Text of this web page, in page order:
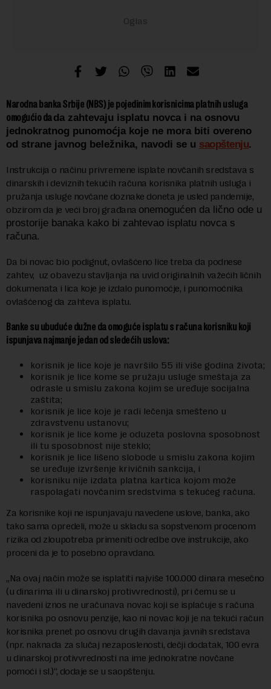
Narodna banka Srbije (NBS) je pojedinim korisnicima platnih usluga
omogućio dada zahtevaju isplatu novca i na osnovu
jednokratnog punomoćja koje ne mora biti overeno
od strane javnog beležnika, navodi se u saopštenju.
Instrukcija o načinu privremene isplate novčanih sredstava s
dinarskih i deviznih tekućih računa korisnika platnih usluga i
pružanja usluge novčane doznake doneta je usled pandemije,
obzirom da je veći broj građana onemogućen da lično ode u
prostorije banaka kako bi zahtevao isplatu novca s
računa.
Da bi novac bio podignut, ovlašćeno lice treba da podnese
zahtev, uz obavezu stavljanja na uvid originalnih važećih ličnih
dokumenata i lica koje je izdalo punomoćje, i punomoćnika
ovlašćenog da zahteva isplatu.
Banke su ubuduće dužne da omoguće isplatu s računa korisniku koji
ispunjava najmanje jedan od sledećih uslova:
korisnik je lice koje je navršilo 55 ili više godina života;
korisnik je lice kome se pružaju usluge smeštaja za
odrasle u smislu zakona kojim se uređuje socijalna
zaštita;
korisnik je lice koje je radi lečenja smešteno u
zdravstvenu ustanovu;
korisnik je lice kome je oduzeta poslovna sposobnost
ili tu sposobnost nije steklo;
korisnik je lice lišeno slobode u smislu zakona kojim
se uređuje izvršenje krivičnih sankcija, i
korisniku nije izdata platna kartica kojom može
raspolagati novčanim sredstvima s tekućeg računa.
Za korisnike koji ne ispunjavaju navedene uslove, banka, ako
tako sama opredeli, može u skladu sa sopstvenom procenom
rizika od zloupotreba primeniti odredbe ove instrukcije, ako
proceni da je to posebno opravdano.
„Na ovaj način može se isplatiti najviše 100.000 dinara mesečno
(u dinarima ili u dinarskoj protivvrednosti), pri čemu se u
navedeni iznos ne uračunava novac koji se isplaćuje s računa
korisnika po osnovu penzije, kao ni novac koji je na tekući račun
korisnika prenet po osnovu drugih davanja javnih sredstava
(npr. naknada za slučaj nezaposlenosti, dečji dodatak, 100 evra
u dinarskoj protivvrednosti na ime jednokratne novčane
pomoći i sl.)“, dodaje se u saopštenju.